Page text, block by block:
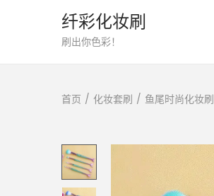
转
航
跳
容
纤彩化妆刷
刷出你色彩！
首页 / 化妆套刷 / 鱼尾时尚化妆刷